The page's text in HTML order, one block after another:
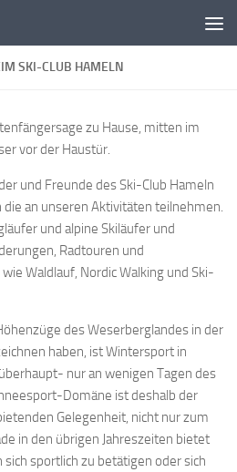
SKI-CLUB HAMELN
zu Hause, mitten im
vor der Haustür.
und Freunde des Ski-Club Hameln
die an unseren Aktivitäten teilnehmen.
und alpine Skiläufer und
Radtouren und
Waldlauf, Nordic Walking und Ski-
des Weserberglandes in der
haben, ist Wintersport in
nur an wenigen Tagen des
Domäne ist deshalb der
Gelegenheit, nicht nur zum
in den übrigen Jahreszeiten bietet
sportlich zu betätigen oder sich